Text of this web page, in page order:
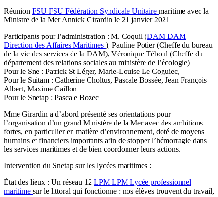
Réunion FSU FSU Fédération Syndicale Unitaire maritime avec la
Ministre de la Mer Annick Girardin le 21 janvier 2021
Participants pour l’administration : M. Coquil (DAM DAM
Direction des Affaires Maritimes ), Pauline Potier (Cheffe du bureau
de la vie des services de la DAM), Véronique Téboul (Cheffe du
département des relations sociales au ministère de l’écologie)
Pour le Sne : Patrick St Léger, Marie-Louise Le Coguiec,
Pour le Suitam : Catherine Choltus, Pascale Bossée, Jean François
Albert, Maxime Caillon
Pour le Snetap : Pascale Bozec
Mme Girardin a d’abord présenté ses orientations pour
l’organisation d’un grand Ministère de la Mer avec des ambitions
fortes, en particulier en matière d’environnement, doté de moyens
humains et financiers importants afin de stopper l’hémorragie dans
les services maritimes et de bien coordonner leurs actions.
Intervention du Snetap sur les lycées maritimes :
État des lieux : Un réseau 12 LPM LPM Lycée professionnel
maritime sur le littoral qui fonctionne : nos élèves trouvent du travail,